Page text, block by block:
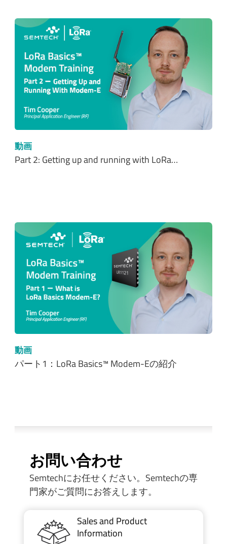
動画
Part 2: Getting up and running with LoRa…
動画
パート1：LoRa Basics™ Modem-Eの紹介
お問い合わせ
Semtechにお任せください。Semtechの専
門家がご質問にお答えします。
Sales and Product
Information